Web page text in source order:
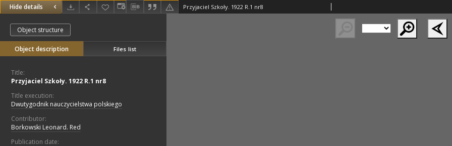
Hide details Przyjaciel Szkoły. 1922 R.1 nr8
Object structure
Object description Files list
Title:
Przyjaciel Szkoły. 1922 R.1 nr8
Title execution:
Dwutygodnik nauczycielstwa polskiego
Contributor:
Borkowski Leonard. Red
Publication date: